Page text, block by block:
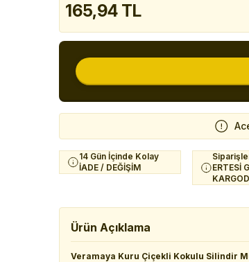
165,94 TL
14 Gün İçinde Kolay
İADE / DEĞİŞİM
ERTESİ
Ürün Açıklama
Veramaya Kuru Çiçekli Kokulu Silindir